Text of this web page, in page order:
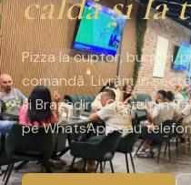
Pizza la cuptor, burgeri,
comandă. Livrăm în
și Bragadiru. Gratuit în
pe WhatsApp sau